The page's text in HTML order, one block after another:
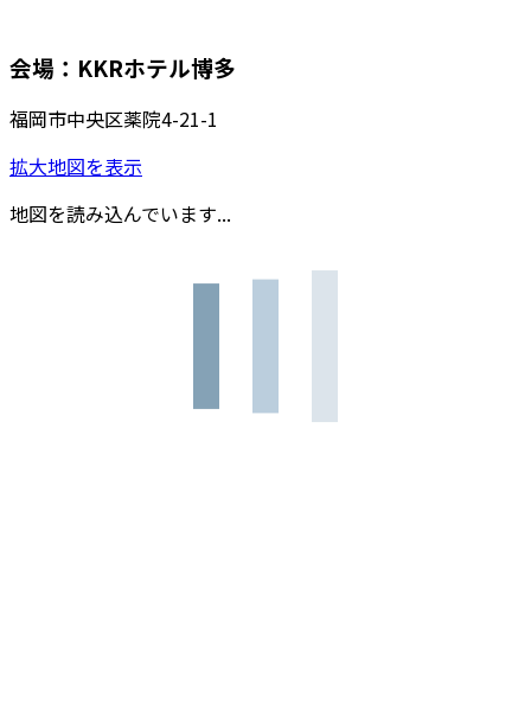
会場：KKRホテル博多
福岡市中央区薬院4-21-1
拡大地図を表示
地図を読み込んでいます...